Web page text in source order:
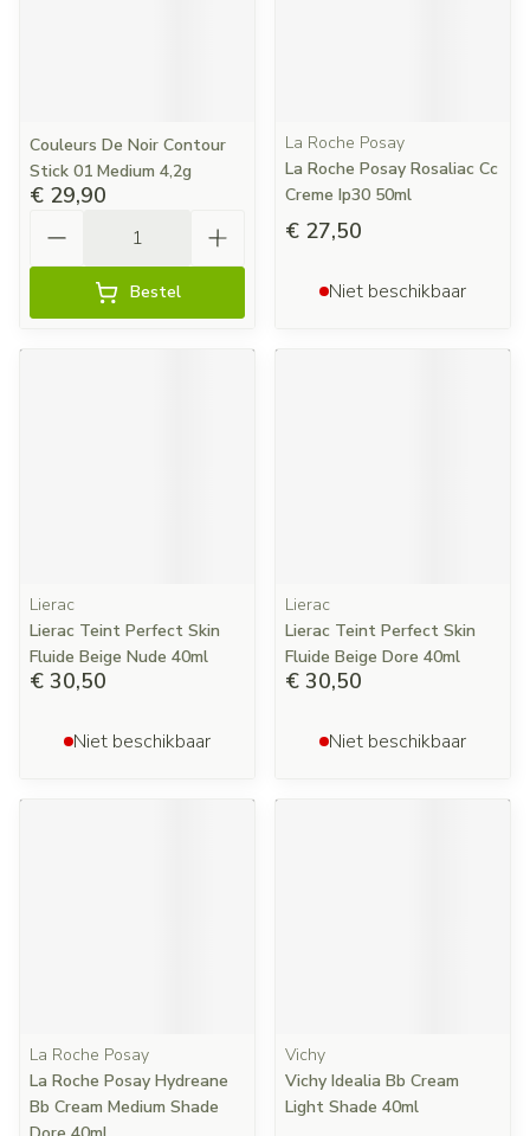
Couleurs De Noir Contour
Stick 01 Medium 4,2g
€ 29,90
Bestel
La Roche Posay
La Roche Posay Rosaliac Cc
Creme Ip30 50ml
€ 27,50
Niet beschikbaar
Lierac
Lierac Teint Perfect Skin
Fluide Beige Nude 40ml
€ 30,50
Niet beschikbaar
Lierac
Lierac Teint Perfect Skin
Fluide Beige Dore 40ml
€ 30,50
Niet beschikbaar
La Roche Posay
La Roche Posay Hydreane
Bb Cream Medium Shade
Vichy
Vichy Idealia Bb Cream
Light Shade 40ml